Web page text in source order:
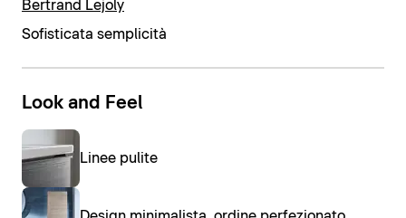
Bertrand Lejoly
Sofisticata semplicità
Look and Feel
Linee pulite